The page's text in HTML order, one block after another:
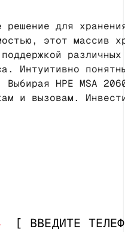
решение для
этот массив
Интуитивно
HPE MSA
и вызовам.